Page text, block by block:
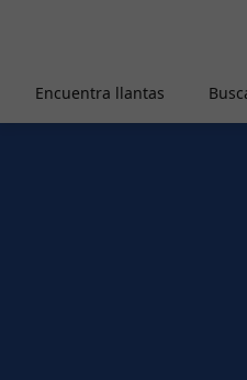
Encuentra llantas